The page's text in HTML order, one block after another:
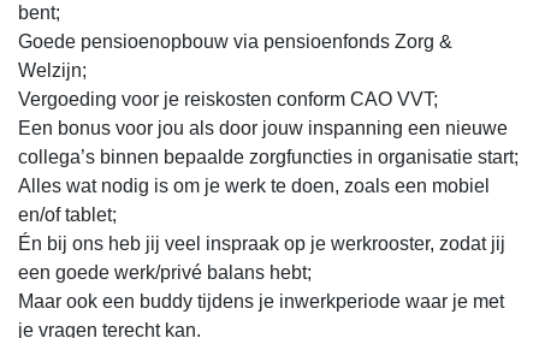
bent;
Goede pensioenopbouw via pensioenfonds Zorg &
Welzijn;
Vergoeding voor je reiskosten conform CAO VVT;
Een bonus voor jou als door jouw inspanning een nieuwe
collega’s binnen bepaalde zorgfuncties in organisatie start;
Alles wat nodig is om je werk te doen, zoals een mobiel
en/of tablet;
Én bij ons heb jij veel inspraak op je werkrooster, zodat jij
een goede werk/privé balans hebt;
Maar ook een buddy tijdens je inwerkperiode waar je met
je vragen terecht kan.